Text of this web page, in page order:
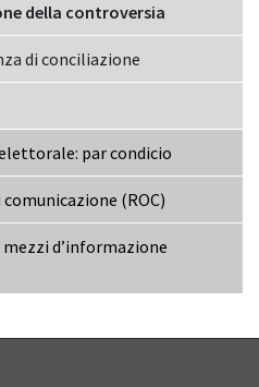
della controversia
di conciliazione
par condicio
(ROC)
d’informazione